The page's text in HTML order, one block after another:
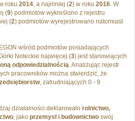
roku 2014, a najmniej (2) w roku 2016. W
(9) podmiotów wykreślono z rejestru
(2) podmiotów wyrejestrowano natomiast
wśród podmiotów posiadających
Noteckie najwięcej (3) jest stanowiących
odpowiedzialnością. Analizując rejestr
pracowników można stwierdzić, że
, zatrudniających 0 - 9
działalności deklarowało rolnictwo,
, jako przemysł i budownictwo swój